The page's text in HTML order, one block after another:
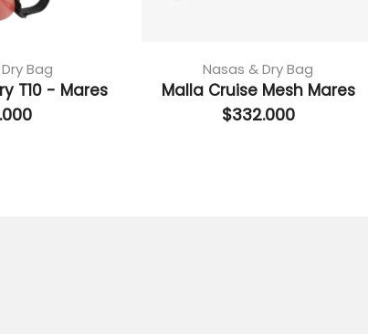
Bag
T10 - Mares
Nasas & Dry Bag
Malla Cruise Mesh Mares
$332.000